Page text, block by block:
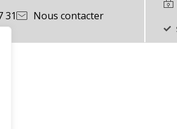
31 Nous contacter